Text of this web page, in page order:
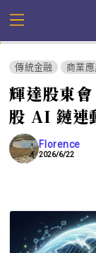
傳統金融 商業應
輝達股東
股 AI 鏈連
Florence
2026/6/22